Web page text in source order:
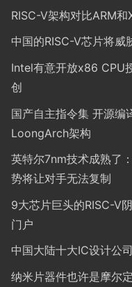
RISC-V架构对比ARM和
中国的RISC-V芯片将威
Intel有意开放x86 CPU
创
国产自主指令集 开源编
LoongArch架构
英特尔7nm技术成熟了
势将让对手无法复制
9大芯片巨头的RISC-V
门户
中国大陆十大IC设计公
纳米片器件也许是摩尔